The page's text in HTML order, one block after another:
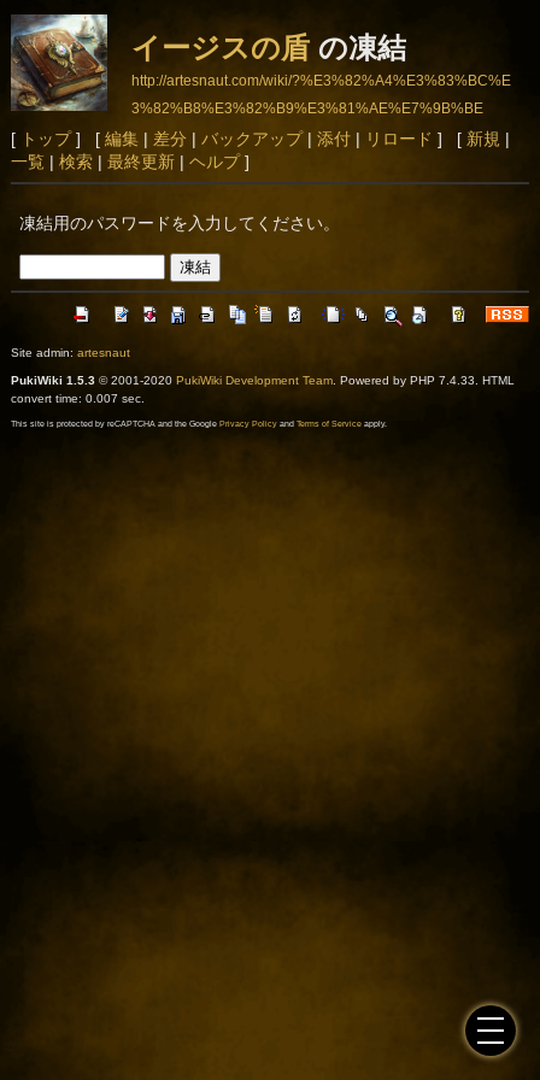
イージスの盾の凍結
http://artesnaut.com/wiki/?%E3%82%A4%E3%83%BC%E
3%82%B8%E3%82%B9%E3%81%AE%E7%9B%BE
[ トップ] [ 編集| 差分 | バックアップ| 添付| リロード ] [ 新規 |
一覧| 検索| 最終更新| ヘルプ]
凍結用のパスワードを入力してください。
Site admin: artesnaut
PukiWiki 1.5.3© 2001-2020 PukiWiki Development Team. Powered by PHP 7.4.33. HTML
convert time: 0.007 sec.
This site is protected by reCAPTCHA and the Google Privacy Policyand Terms of Serviceapply.